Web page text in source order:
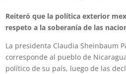
Reiteró que la política exterior
respeto a la soberanía de las
La presidenta Claudia Sheinbaum
corresponde al pueblo de
político de su país, luego de las